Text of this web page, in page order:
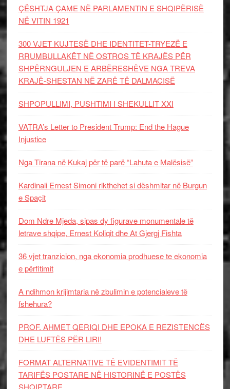
ÇËSHTJA ÇAME NË PARLAMENTIN E SHQIPËRISË
NË VITIN 1921
300 VJET KUJTESË DHE IDENTITET-TRYEZË E
RRUMBULLAKËT NË OSTROS TË KRAJËS PËR
SHPËRNGULJEN E ARBËRESHËVE NGA TREVA
KRAJË-SHESTAN NË ZARË TË DALMACISË
SHPOPULLIMI, PUSHTIMI I SHEKULLIT XXI
VATRA’s Letter to President Trump: End the Hague
Injustice
Nga Tirana në Kukaj për të parë “Lahuta e Malësisë”
Kardinali Ernest Simoni rikthehet si dëshmitar në Burgun
e Spaçit
Dom Ndre Mjeda, sipas dy figurave monumentale të
letrave shqipe, Ernest Koliqit dhe At Gjergj Fishta
36 vjet tranzicion, nga ekonomia prodhuese te ekonomia
e përfitimit
A ndihmon krijimtaria në zbulimin e potencialeve të
fshehura?
PROF. AHMET QERIQI DHE EPOKA E REZISTENCЁS
DHE LUFTЁS PЁR LIRI!
FORMAT ALTERNATIVE TË EVIDENTIMIT TË
TARIFËS POSTARE NË HISTORINË E POSTËS
SHQIPTARE